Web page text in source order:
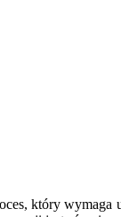
który